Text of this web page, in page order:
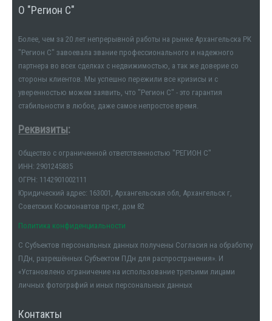
О "Регион С"
Более, чем за 20 лет непрерывной работы на рынке Архангельска РК
"Регион С" завоевала звание профессионального и надежного
партнера во всех сделках с недвижимостью, а так же доверие со
стороны клиентов. Мы успешно пережили все кризисы и с
уверенностью можем заявить, что "Регион С" - это гарантия
стабильности в любое, даже самое непростое время.
Реквизиты:
Общество с ограниченной ответственностью "РЕГИОН С"
ИНН: 2901245835
ОГРН: 1142901002111
Юридический адрес: 163001, Архангельская обл, Архангельск г,
Советских Космонавтов пр-кт, дом 82
Политика конфиденциальности
С Субъектов персональных данных получены Согласия на обработку
ПДн, разрешённых Субъектом ПДн для распространения». И
«Установлено ограничение на использование третьими лицами
личных фотографий и иных персональных данных
Контакты